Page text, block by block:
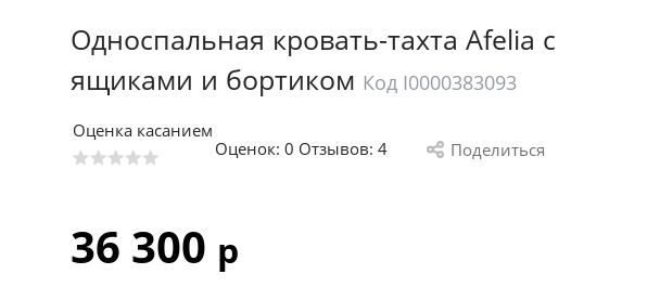
Односпальная кровать-тахта Afelia с
ящиками и бортиком Код I0000383093
Оценка касанием
Оценок: 0 Отзывов: 4 Поделиться
36 300 р